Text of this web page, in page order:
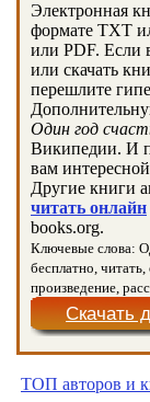
Электронная
формате TXT
или PDF. Если
или скачать
перешлите
Один год
Википедии. И
вам
Другие книги
читать онлайн
books.org.
Ключевые слова:
бесплатно,
произведение,
Скачать
ТОП авторов и